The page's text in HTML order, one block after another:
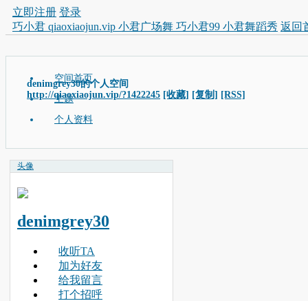
立即注册 登录
巧小君 qiaoxiaojun.vip 小君广场舞 巧小君99 小君舞蹈秀 返回
denimgrey30的个人空间
http://qiaoxiaojun.vip/?1422245 [收藏] [复制] [RSS]
空间首页
主题
个人资料
头像
denimgrey30
收听TA
加为好友
给我留言
打个招呼